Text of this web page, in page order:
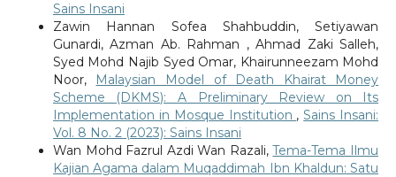
Sains Insani
Zawin Hannan Sofea Shahbuddin, Setiyawan
Gunardi, Azman Ab. Rahman , Ahmad Zaki Salleh,
Syed Mohd Najib Syed Omar, Khairunneezam Mohd
Noor, Malaysian Model of Death Khairat Money
Scheme (DKMS): A Preliminary Review on Its
Implementation in Mosque Institution ,Sains Insani:
Vol. 8 No. 2 (2023): Sains Insani
Wan Mohd Fazrul Azdi Wan Razali,Tema-Tema Ilmu
Kajian Agama dalam Muqaddimah Ibn Khaldun: Satu